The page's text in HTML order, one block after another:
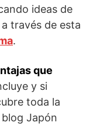
ideas de
través de esta
.
que
y si
toda la
Japón